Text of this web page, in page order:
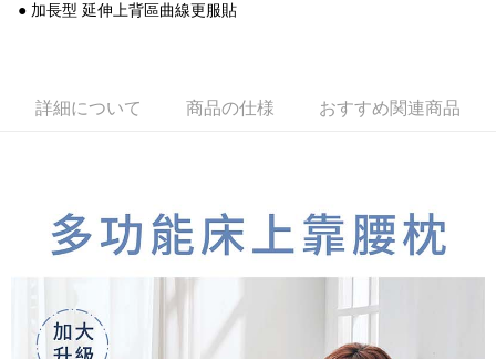
● 加長型 延伸上背區曲線更服貼
詳細について 商品の仕様 おすすめ関連商品